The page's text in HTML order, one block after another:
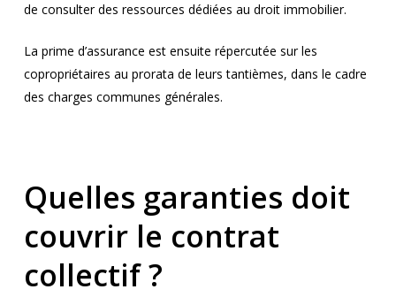
de consulter des ressources dédiées au droit immobilier.
La prime d’assurance est ensuite répercutée sur les
copropriétaires au prorata de leurs tantièmes, dans le cadre
des charges communes générales.
Quelles garanties doit
couvrir le contrat
collectif ?